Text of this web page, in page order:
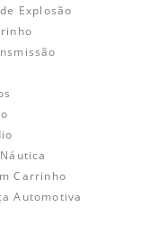
Explosão
Carrinho
Automotiva